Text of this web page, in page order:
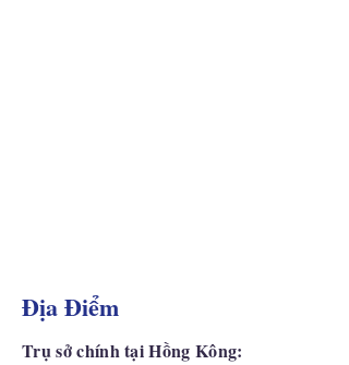
Địa Điểm
Trụ sở chính tại Hồng Kông: